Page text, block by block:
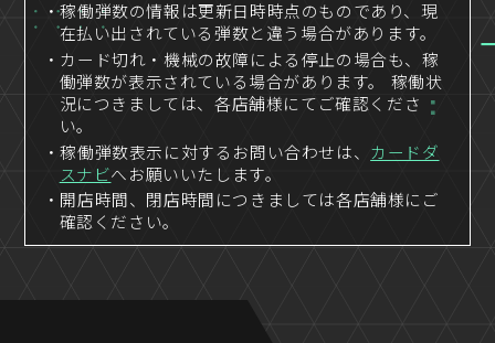
・稼働弾数の情報は更新日時時点のものであり、現
在払い出されている弾数と違う場合があります。
・カード切れ・機械の故障による停止の場合も、稼
働弾数が表示されている場合があります。 稼働状
況につきましては、各店舗様にてご確認くださ
い。
・稼働弾数表示に対するお問い合わせは、 カードダ
スナビへお願いいたします。
・開店時間、閉店時間につきましては各店舗様にご
確認ください。